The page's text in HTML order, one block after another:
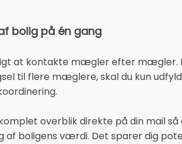
bolig på én gang
at kontakte mægler efter mægler.
til flere mæglere, skal du kun
overblik direkte på din mail
af boligens værdi. Det sparer dig